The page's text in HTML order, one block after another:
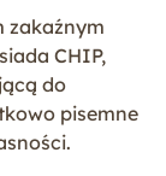
zakaźnym
CHIP,
do
pisemne